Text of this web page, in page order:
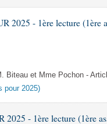
2025 - 1ère lecture (1ère
Biteau et Mme Pochon -
pour 2025)
- 1ère lecture (1ère